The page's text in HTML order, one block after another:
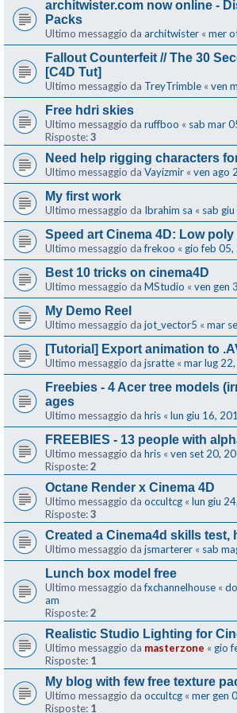
architwister.com now online -
Packs
Ultimo messaggio da architwister « mer
Fallout Counterfeit // The 30
[C4D Tut]
Ultimo messaggio da TreyTrimble « ven
Free hdri skies
Ultimo messaggio da ruffboo « sab mar
Risposte:3
Need help rigging characters
Ultimo messaggio da Vayizmir « ven ago
My first work
Ultimo messaggio da Ibrahim sa « sab
Speed art Cinema 4D: Low
Ultimo messaggio dafrekoo « gio feb
Best 10 tricks on cinema4D
Ultimo messaggio da MStudio « ven gen
My Demo Reel
Ultimo messaggio da jot_vector5 « mar
[Tutorial] Export animation to
Ultimo messaggio da jsratte « mar lug
Freebies - 4 Acer tree models
ages
Ultimo messaggio da hris « lun giu 16,
FREEBIES - 13 people with
Ultimo messaggio da hris « ven set 20,
Risposte:2
Octane Render x Cinema 4D
Ultimo messaggio da occultcg « lun giu
Risposte:3
Created a Cinema4d skills test,
Ultimo messaggio da jsmarterer « sab
Lunch box model free
Ultimo messaggio dafxchannelhouse «
am
Risposte:2
Realistic Studio Lighting for
Ultimo messaggio da masterzone « gio
Risposte: 1
My blog with few free texture
Ultimo messaggio da occultcg « mer gen
Risposte: 1